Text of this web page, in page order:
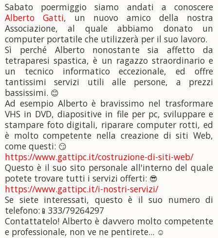
Sabato poermiggio siamo andati a conoscere
Alberto Gatti, un nuovo amico della nostra
Associazione, al quale abbiamo donato un
computer portatile che utilizzerà per il suo lavoro.
Sì perché Alberto nonostante sia affetto da
tetraparesi spastica, è un ragazzo straordinario e
un tecnico informatico eccezionale, ed offre
tantissimi servizi utili alle persone, a prezzi
bassissimi. 😊
Ad esempio Alberto è bravissimo nel trasformare
VHS in DVD, diapositive in file per pc, sviluppare e
stampare foto digitali, riparare computer rotti, ed
è molto competente nella creazione di siti Web,
come questi: 😏
https://www.gattipc.it/costruzione-di-siti-web/
Questo è il suo sito personale all'interno del quale
potete trovare tutti i servizi offerti: 😎
https://www.gattipc.it/i-nostri-servizi/
Se siete interessati, questo è il suo numero di
telefono: 📱 333/79264297
Contattatelo! Alberto è davvero molto competente
e professionale, non ve ne pentirete... ☺️